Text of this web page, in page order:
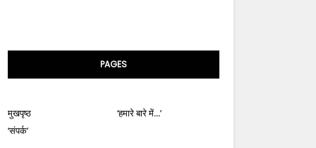
PAGES
मुखपृष्ठ
‘हमारे बारे में...’
‘संपर्क’